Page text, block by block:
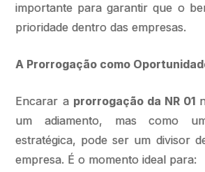
importante para garantir que o
prioridade dentro das empresas.
A Prorrogação como
Encarar a prorrogação da NR 01
um adiamento, mas como
estratégica, pode ser um divisor
empresa. É o momento ideal para: